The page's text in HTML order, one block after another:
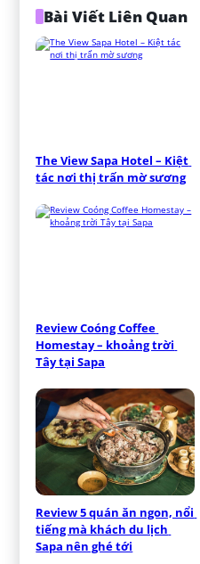
Bài Viết Liên Quan
The View Sapa Hotel – Kiệt
tác nơi thị trấn mờ sương
Review Coóng Coffee
Homestay – khoảng trời
Tây tại Sapa
Review 5 quán ăn ngon, nổi
tiếng mà khách du lịch
Sapa nên ghé tới